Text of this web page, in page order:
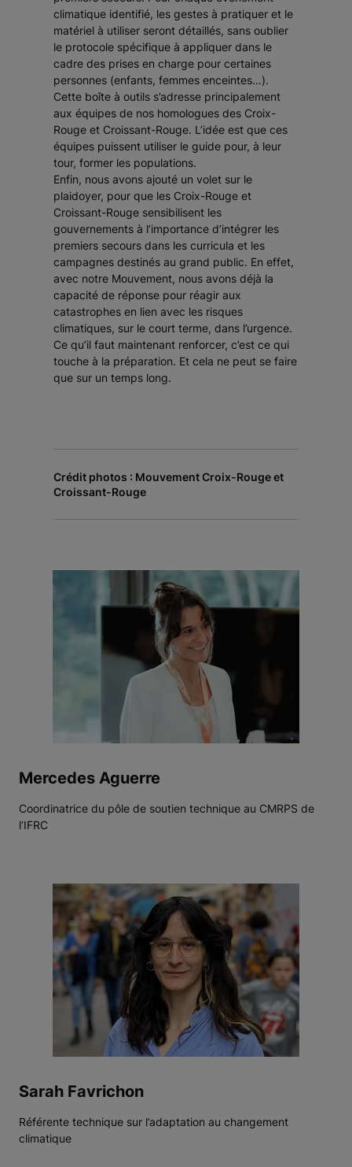
climatique identifié, les gestes à pratiquer et le
matériel à utiliser seront détaillés, sans oublier
le protocole spécifique à appliquer dans le
cadre des prises en charge pour certaines
personnes (enfants, femmes enceintes…).
Cette boîte à outils s’adresse principalement
aux équipes de nos homologues des Croix-
Rouge et Croissant-Rouge. L’idée est que ces
équipes puissent utiliser le guide pour, à leur
tour, former les populations.
Enfin, nous avons ajouté un volet sur le
plaidoyer, pour que les Croix-Rouge et
Croissant-Rouge sensibilisent les
gouvernements à l’importance d’intégrer les
premiers secours dans les curricula et les
campagnes destinés au grand public. En effet,
avec notre Mouvement, nous avons déjà la
capacité de réponse pour réagir aux
catastrophes en lien avec les risques
climatiques, sur le court terme, dans l’urgence.
Ce qu’il faut maintenant renforcer, c’est ce qui
touche à la préparation. Et cela ne peut se faire
que sur un temps long.
Crédit photos : Mouvement Croix-Rouge et
Croissant-Rouge
Mercedes Aguerre
Coordinatrice du pôle de soutien technique au CMRPS de
l’IFRC
Sarah Favrichon
Référente technique sur l’adaptation au changement
climatique